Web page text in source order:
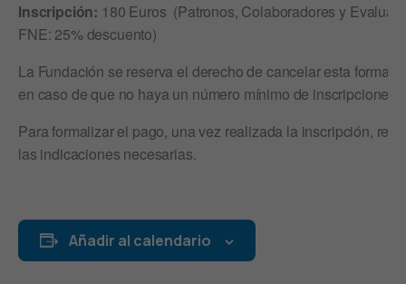
Inscripción: 180 Euros (Patronos, Colaboradores y
FNE: 25% descuento)
La Fundación se reserva el derecho de cancelar esta
en caso de que no haya un número mínimo de inscripciones.
Para formalizar el pago, una vez realizada la inscripción,
las indicaciones necesarias.
Añadir al calendario